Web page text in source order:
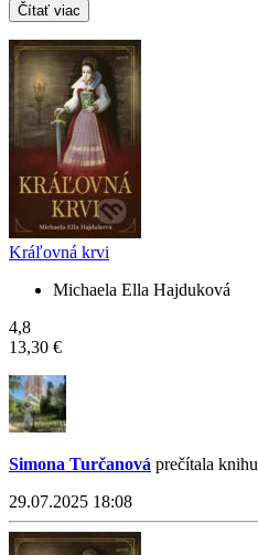
Čítať viac
Kráľovná krvi
Michaela Ella Hajduková
4,8
13,30 €
Simona Turčanová prečítala knihu
29.07.2025 18:08